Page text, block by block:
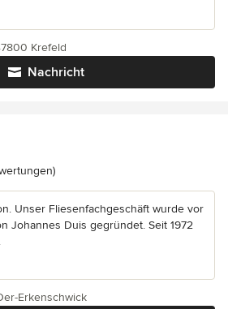
Nachricht
Krefeld
5 von 5 Sternen
Unser Fliesenfachgeschäft wurde vor
Johannes Duis gegründet. Seit 1972
Erkenschwick